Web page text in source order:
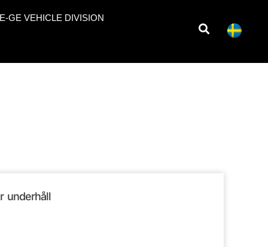
GE VEHICLE DIVISION
underhåll